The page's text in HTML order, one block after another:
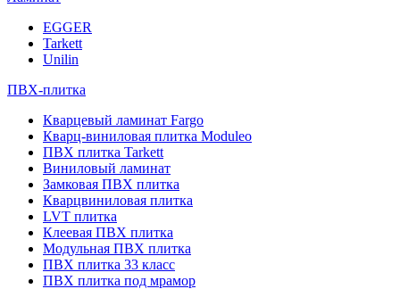
EGGER
Tarkett
Unilin
ПВХ-плитка
Кварцевый ламинат Fargo
Кварц-виниловая плитка Moduleo
ПВХ плитка Tarkett
Виниловый ламинат
Замковая ПВХ плитка
Кварцвиниловая плитка
LVT плитка
Клеевая ПВХ плитка
Модульная ПВХ плитка
ПВХ плитка 33 класс
ПВХ плитка под мрамор